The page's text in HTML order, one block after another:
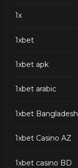
1x
1xbet
1xbet apk
1xbet arabic
1xbet Bangladesh
1xbet Casino AZ
1xbet casino BD